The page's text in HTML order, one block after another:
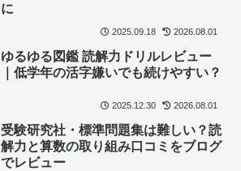
に
2025.09.18 2026.08.01
ゆるゆる図鑑 読解力ドリルレビュー
｜低学年の活字嫌いでも続けやすい？
2025.12.30 2026.08.01
受験研究社・標準問題集は難しい？読
解力と算数の取り組み口コミをブログ
でレビュー